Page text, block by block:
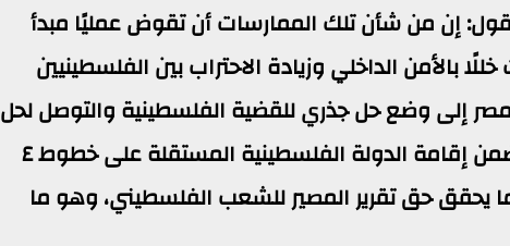
إن من شأن تلك الممارسات أن تقوض عمليًا مبدأ
بالأمن الداخلي وزيادة الاحتراب بين الفلسطينيين
إلى وضع حل جذري للقضية الفلسطينية والتوصل لحل
عادل ودائم وشامل للقضية الفلسطينية يضمن إقامة الدولة الفلسطينية المستقلة على خطوط ٤
وبما يحقق حق تقرير المصير للشعب الفلسطيني، وهو ما